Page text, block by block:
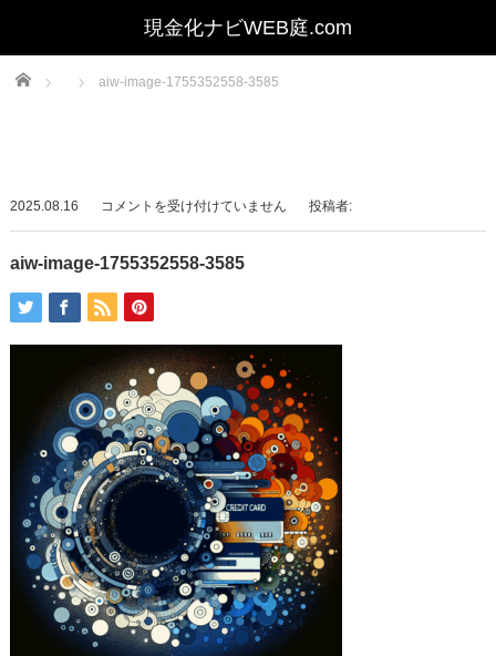
Home aiw-image-1755352558-3585
2025.08.16
aiw-
image-
1755352558-
は
コメントを受け付けていません 投稿者:
aiw-image-1755352558-3585